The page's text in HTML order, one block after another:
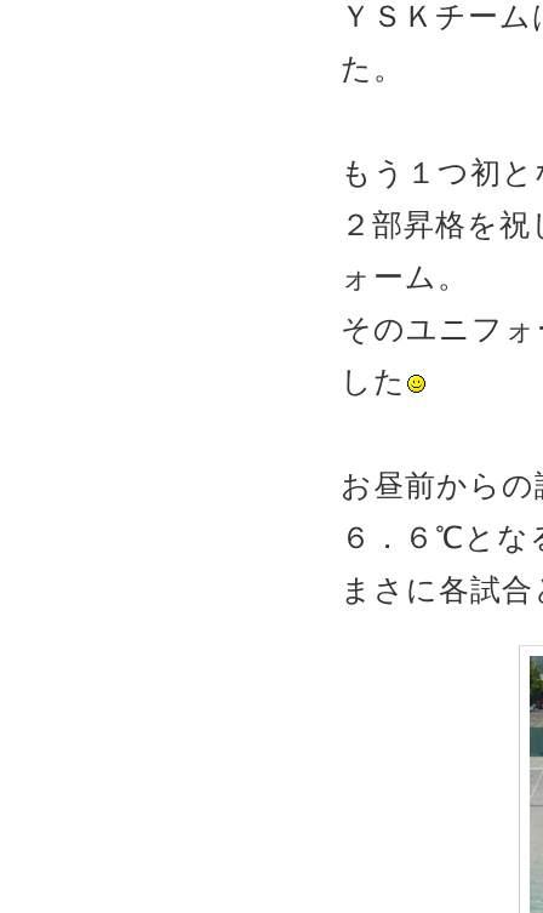
ＹＳＫチー
た。
もう１つ初
２部昇格を
ォーム。
そのユニフ
した
お昼前から
６．６℃とな
まさに各試